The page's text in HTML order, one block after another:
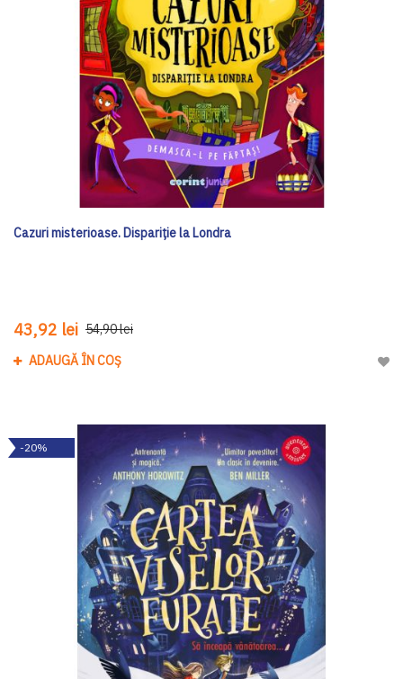
Cazuri misterioase. Dispariție la Londra
43,92 lei 54,90 lei
ADAUGĂ ÎN COȘ
-20%